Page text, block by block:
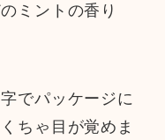
ミントの香り
でパッケージに
ちゃ目が覚めま